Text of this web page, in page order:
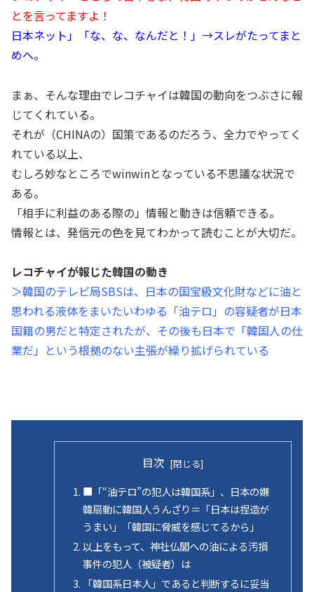
とを言ってますよ！
日本ネット」「な、な、なんだと！」→スレがたってまと
めへ。
まぁ、そんな理由でレコチャイは韓国の動向をつぶさに報
じてくれている。
それが（CHINAの）国策であるのだろう、全力でやってく
れている以上、
むしろ妙なところでwinwinとなっている不思議な状況で
ある。
「相手に利益のある際の」情報と動きは信頼できる。
情報とは、発信元の色を見てわかって読むことが大切だ。
レコチャイが報じた韓国の動き
＞韓国のテレビ局SBSは、日本の国宝級文化財などに油と
思われる液体をまいたいわゆる「油テロ」の容疑者が日本
国籍の男だと特定されたが、その後も日本で「韓国人の仕
業だ」という根拠のない主張が繰り拡げられている
目次
■「“油テロ”の犯人は韓国系」、日本の嫌
韓扇動に韓国人うんざり＝「日本は捏造が
うまい」「韓国に脅威を感じてるから」
以上をもって、神社仏閣への油による汚損
事件の犯人（被疑者）は
「韓国系日本人」であると判断するに妥当